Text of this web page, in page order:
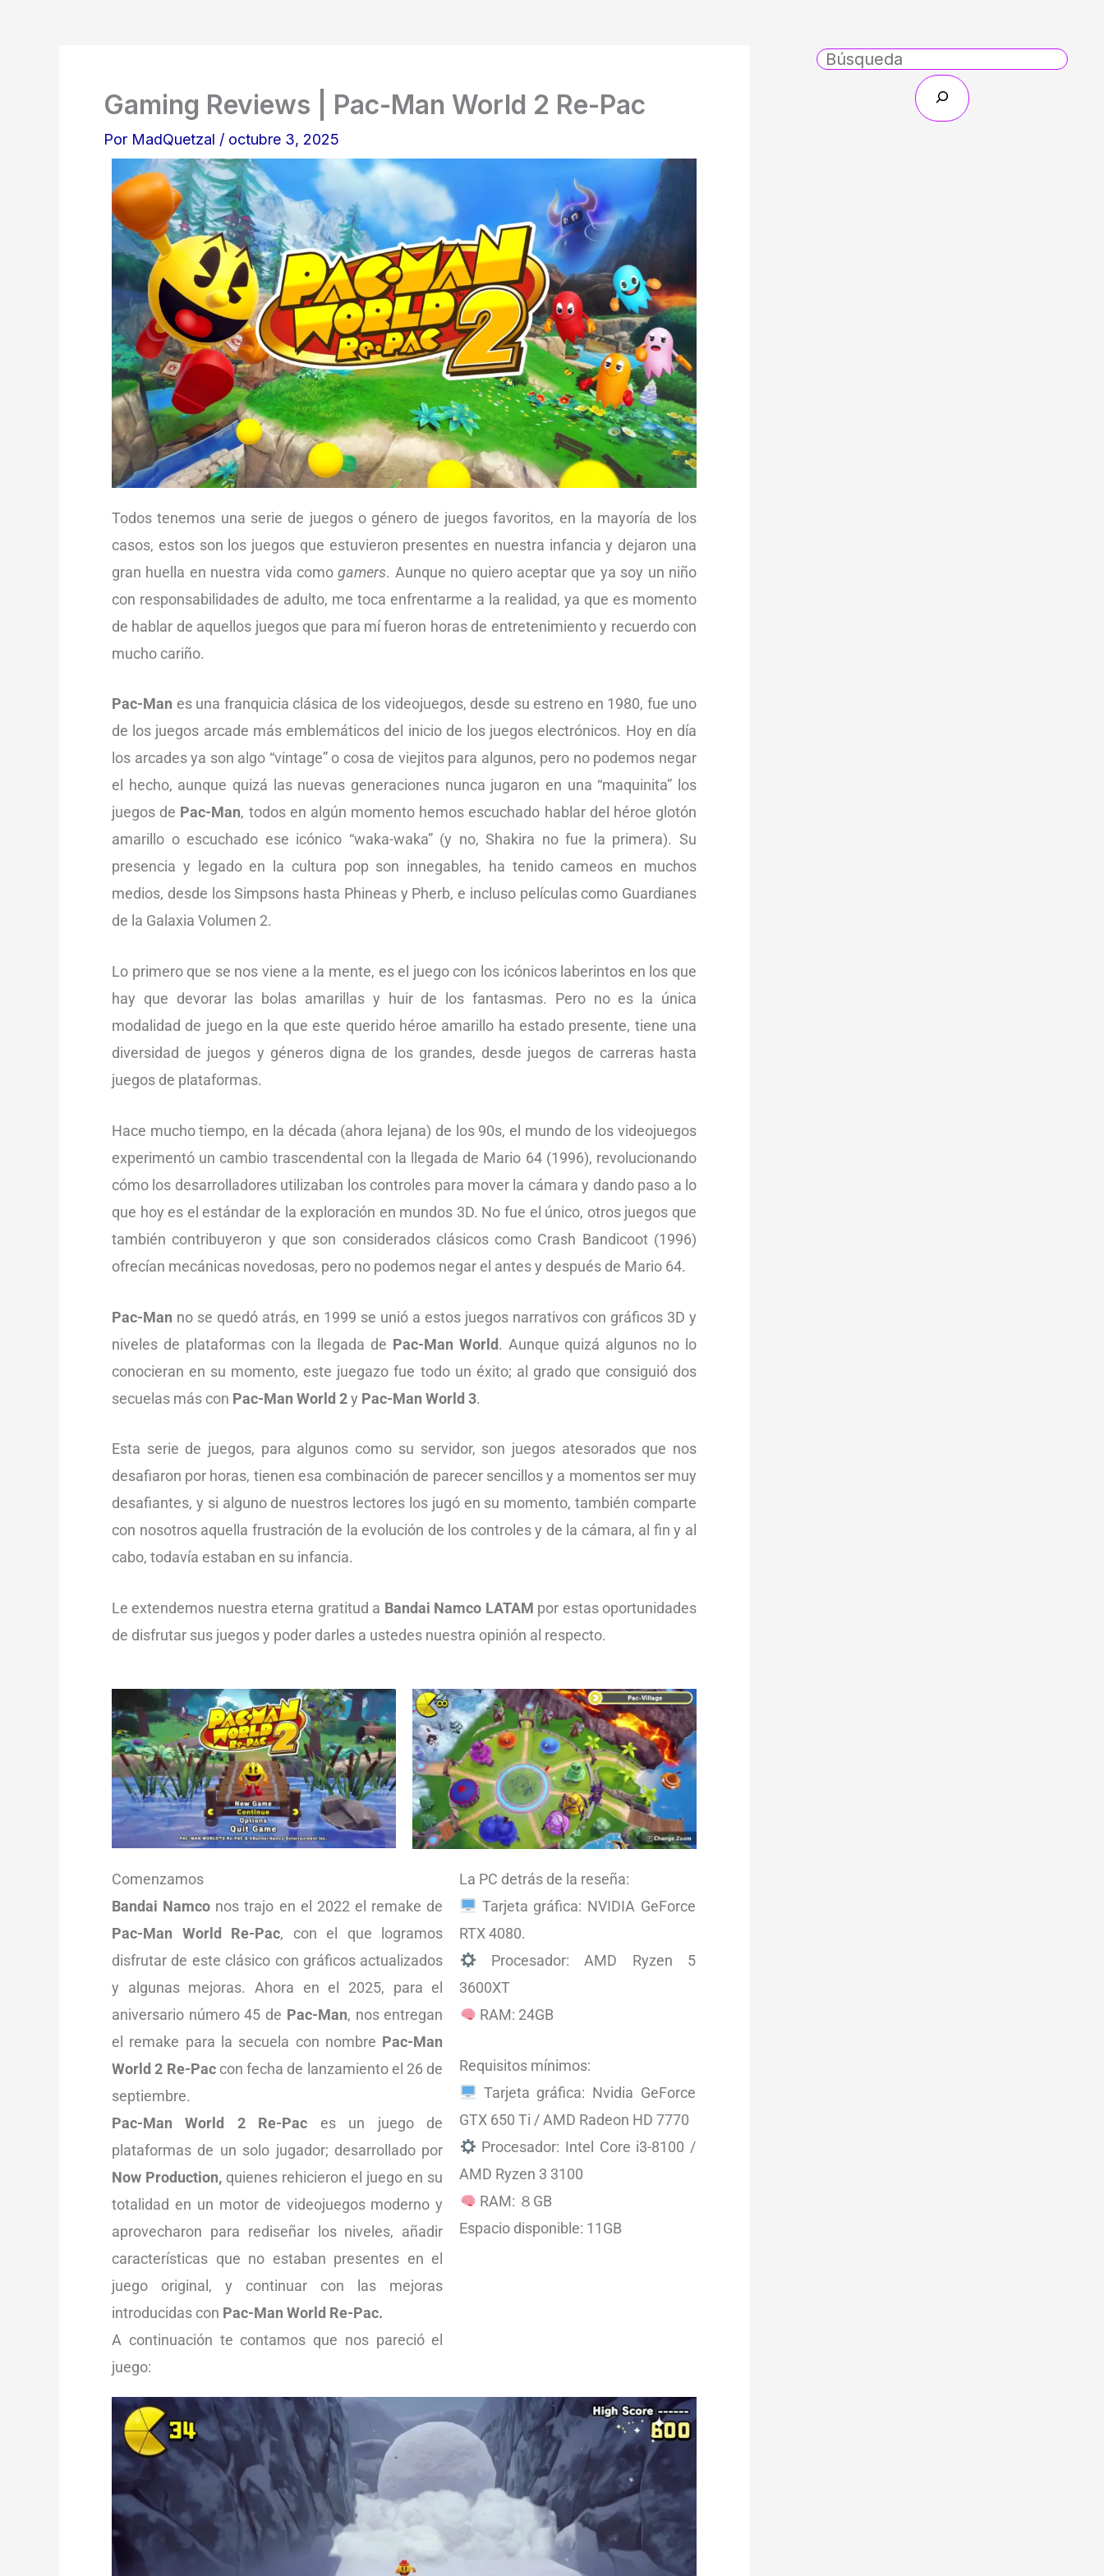
Gaming Reviews | Pac-Man World 2 Re-Pac
Por MadQuetzal / octubre 3, 2025
Todos tenemos una serie de juegos o género de juegos favoritos, en la mayoría de los
casos, estos son los juegos que estuvieron presentes en nuestra infancia y dejaron una
gran huella en nuestra vida comogamers. Aunque no quiero aceptar que ya soy un niño
con responsabilidades de adulto, me toca enfrentarme a la realidad, ya que es momento
de hablar de aquellos juegos que para mí fueron horas de entretenimiento y recuerdo con
mucho cariño.
Pac-Man es una franquicia clásica de los videojuegos, desde su estreno en 1980, fue uno
de los juegos arcade más emblemáticos del inicio de los juegos electrónicos. Hoy en día
los arcades ya son algo “vintage” o cosa de viejitos para algunos, pero no podemos negar
el hecho, aunque quizá las nuevas generaciones nunca jugaron en una “maquinita” los
juegos de Pac-Man, todos en algún momento hemos escuchado hablar del héroe glotón
amarillo o escuchado ese icónico “waka-waka” (y no, Shakira no fue la primera). Su
presencia y legado en la cultura pop son innegables, ha tenido cameos en muchos
medios, desde los Simpsons hasta Phineas y Pherb, e incluso películas como Guardianes
de la Galaxia Volumen 2.
Lo primero que se nos viene a la mente, es el juego con los icónicos laberintos en los que
hay que devorar las bolas amarillas y huir de los fantasmas. Pero no es la única
modalidad de juego en la que este querido héroe amarillo ha estado presente, tiene una
diversidad de juegos y géneros digna de los grandes, desde juegos de carreras hasta
juegos de plataformas.
Hace mucho tiempo, en la década (ahora lejana) de los 90s, el mundo de los videojuegos
experimentó un cambio trascendental con la llegada de Mario 64 (1996), revolucionando
cómo los desarrolladores utilizaban los controles para mover la cámara y dando paso a lo
que hoy es el estándar de la exploración en mundos 3D. No fue el único, otros juegos que
también contribuyeron y que son considerados clásicos como Crash Bandicoot (1996)
ofrecían mecánicas novedosas, pero no podemos negar el antes y después de Mario 64.
Pac-Man no se quedó atrás, en 1999 se unió a estos juegos narrativos con gráficos 3D y
niveles de plataformas con la llegada de Pac-Man World. Aunque quizá algunos no lo
conocieran en su momento, este juegazo fue todo un éxito; al grado que consiguió dos
secuelas más con Pac-Man World 2y Pac-Man World 3.
Esta serie de juegos, para algunos como su servidor, son juegos atesorados que nos
desafiaron por horas, tienen esa combinación de parecer sencillos y a momentos ser muy
desafiantes, y si alguno de nuestros lectores los jugó en su momento, también comparte
con nosotros aquella frustración de la evolución de los controles y de la cámara, al fin y al
cabo, todavía estaban en su infancia.
Le extendemos nuestra eterna gratitud a Bandai Namco LATAM por estas oportunidades
de disfrutar sus juegos y poder darles a ustedes nuestra opinión al respecto.
Comenzamos
Bandai Namco nos trajo en el 2022 el remake de
Pac-Man World Re-Pac, con el que logramos
disfrutar de este clásico con gráficos actualizados
y algunas mejoras. Ahora en el 2025, para el
aniversario número 45 de Pac-Man, nos entregan
el remake para la secuela con nombre Pac-Man
World 2 Re-Pac con fecha de lanzamiento el 26 de
septiembre.
Pac-Man World 2 Re-Pac es un juego de
plataformas de un solo jugador; desarrollado por
Now Production, quienes rehicieron el juego en su
totalidad en un motor de videojuegos moderno y
aprovecharon para rediseñar los niveles, añadir
características que no estaban presentes en el
juego original, y continuar con las mejoras
introducidas con Pac-Man World Re-Pac.
A continuación te contamos que nos pareció el
juego:
La PC detrás de la reseña:
Tarjeta gráfica: NVIDIA GeForce
RTX 4080.
Procesador: AMD Ryzen 5
3600XT
RAM: 24GB
Requisitos mínimos:
Tarjeta gráfica: Nvidia GeForce
GTX 650 Ti / AMD Radeon HD 7770
Procesador: Intel Core i3-8100 /
AMD Ryzen 3 3100
RAM: ８GB
Espacio disponible: 11GB